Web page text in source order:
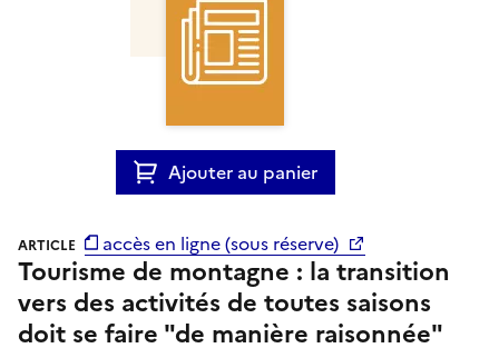
Ajouter au panier
accès en ligne (sous réserve)
ARTICLE
Tourisme de montagne : la transition
vers des activités de toutes saisons
doit se faire "de manière raisonnée"